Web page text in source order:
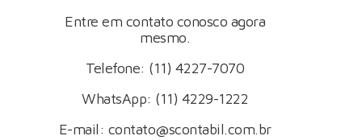
Entre em contato conosco agora
mesmo.
Telefone: (11) 4227-7070
WhatsApp: (11) 4229-1222
E-mail: contato@scontabil.com.br